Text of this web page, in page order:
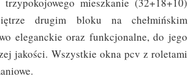
trzypokojowego mieszkanie (32+18+10)
drugim bloku na chełmińskim
eleganckie oraz funkcjonalne, do jego
jakości. Wszystkie okna pcv z roletami